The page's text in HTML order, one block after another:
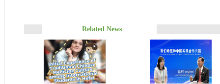
Related News